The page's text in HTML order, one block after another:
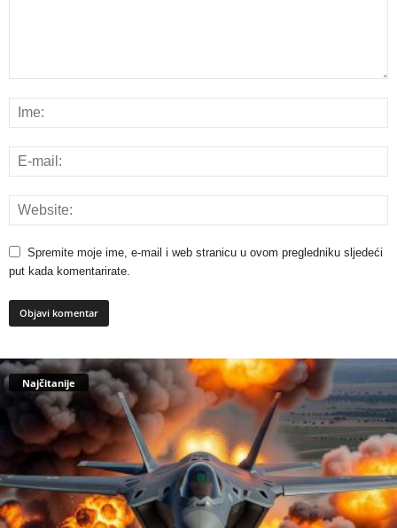
Spremite moje ime, e-mail i web stranicu u ovom pregledniku sljedeći
put kada komentarirate.
Najčitanije